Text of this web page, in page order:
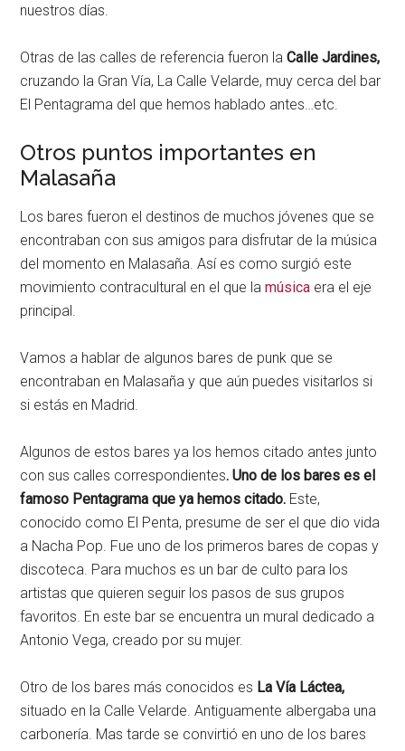
nuestros días.
Otras de las calles de referencia fueron laCalle Jardines,
cruzando la Gran Vía, La Calle Velarde, muy cerca del bar
El Pentagrama del que hemos hablado antes…etc.
Otros puntos importantes en
Malasaña
Los bares fueron el destinos de muchos jóvenes que se
encontraban con sus amigos para disfrutar de la música
del momento en Malasaña. Así es como surgió este
movimiento contracultural en el que lamúsica era el eje
principal.
Vamos a hablar de algunos bares de punk que se
encontraban en Malasaña y que aún puedes visitarlos si
si estás en Madrid.
Algunos de estos bares ya los hemos citado antes junto
con sus calles correspondientes. Uno de los bares es el
famoso Pentagrama que ya hemos citado. Este,
conocido como El Penta, presume de ser el que dio vida
a Nacha Pop. Fue uno de los primeros bares de copas y
discoteca. Para muchos es un bar de culto para los
artistas que quieren seguir los pasos de sus grupos
favoritos. En este bar se encuentra un mural dedicado a
Antonio Vega, creado por su mujer.
Otro de los bares más conocidos es La Vía Láctea,
situado en la Calle Velarde. Antiguamente albergaba una
carbonería. Mas tarde se convirtió en uno de los bares